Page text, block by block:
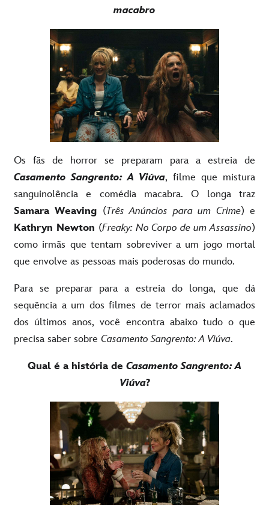
macabro
Os fãs de horror se preparam para a estreia de
Casamento Sangrento: A Viúva, filme que mistura
sanguinolência e comédia macabra. O longa traz
Samara Weaving (Três Anúncios para um Crime) e
Kathryn Newton (Freaky: No Corpo de um Assassino)
como irmãs que tentam sobreviver a um jogo mortal
que envolve as pessoas mais poderosas do mundo.
Para se preparar para a estreia do longa, que dá
sequência a um dos filmes de terror mais aclamados
dos últimos anos, você encontra abaixo tudo o que
precisa saber sobre Casamento Sangrento: A Viúva.
Qual é a história de Casamento Sangrento: A
Viúva?